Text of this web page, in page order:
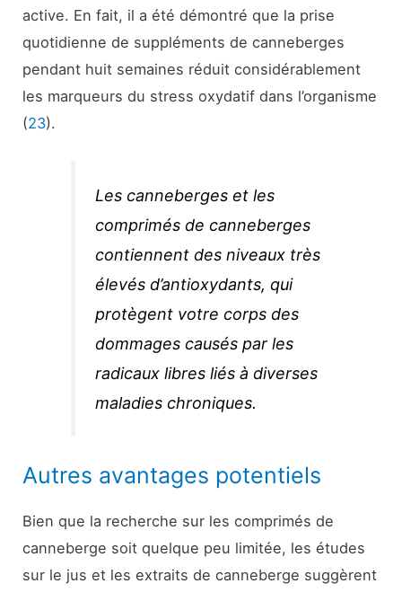
active. En fait, il a été démontré que la prise
quotidienne de suppléments de canneberges
pendant huit semaines réduit considérablement
les marqueurs du stress oxydatif dans l’organisme
(23).
Les canneberges et les
comprimés de canneberges
contiennent des niveaux très
élevés d’antioxydants, qui
protègent votre corps des
dommages causés par les
radicaux libres liés à diverses
maladies chroniques.
Autres avantages potentiels
Bien que la recherche sur les comprimés de
canneberge soit quelque peu limitée, les études
sur le jus et les extraits de canneberge suggèrent